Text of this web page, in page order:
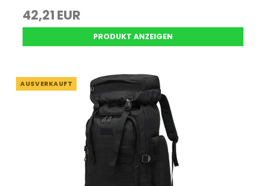
42,21 EUR
PRODUKT ANZEIGEN
AUSVERKAUFT